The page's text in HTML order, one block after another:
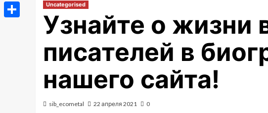
Uncategorised
Узнайте о жизни
писателей в
нашего сайта!
sib_ecometal 22 апреля 2021 0
Odnoklassniki